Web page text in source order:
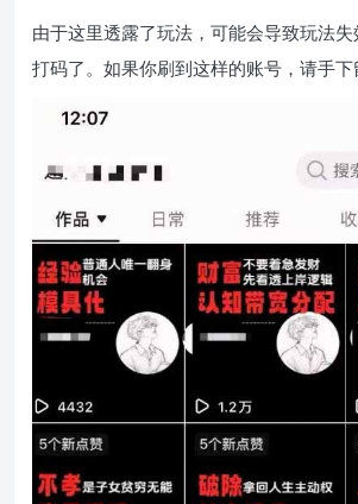
由于这里透露了玩法，可能会导致玩法
打码了。如果你刷到这样的账号，请手下